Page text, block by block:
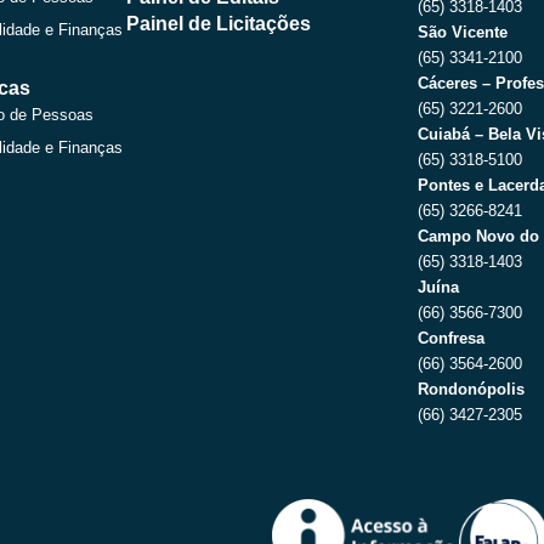
m
e Finanças
de Pessoas
e Finanças
Painel de Licitações
(65) 3318-1403
São Vicente
(65) 3341-2100
Cáceres –
(65) 3221-2600
Cuiabá – Bela
(65) 3318-5100
Pontes e
(65) 3266-8241
Campo Novo do
(65) 3318-1403
Juína
(66) 3566-7300
Confresa
(66) 3564-2600
Rondonópolis
(66) 3427-2305